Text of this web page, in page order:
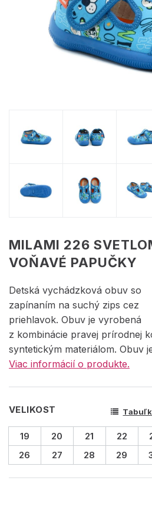
MILAMI 226
VOŇAVÉ PAPUČKY
Detská vychádzková obuv so
zapínaním na suchý zips cez
priehlavok. Obuv je vyrobená
z kombinácie pravej prírodnej
syntetickým materiálom. Obuv
Viac informácií o produkte.
VELIKOST
19 20 21 22
26
27 28 29